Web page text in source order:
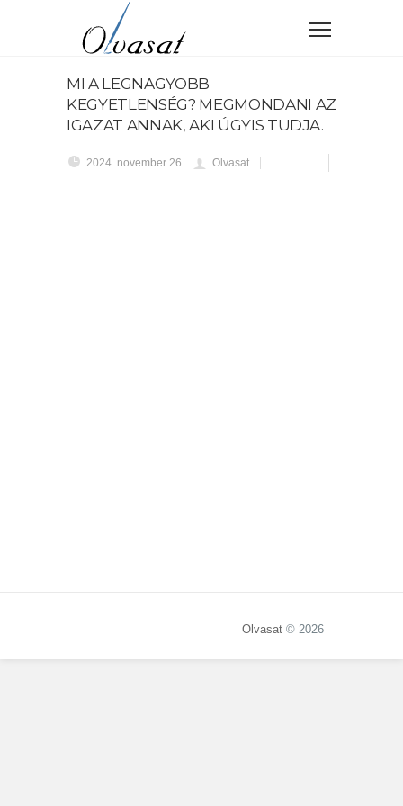
MI A LEGNAGYOBB
KEGYETLENSÉG? MEGMONDANI AZ
IGAZAT ANNAK, AKI ÚGYIS TUDJA.
2024. november 26. Olvasat
Olvasat © 2026